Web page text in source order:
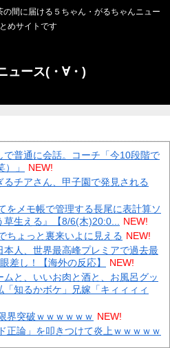
間に届ける５ちゃん・がるちゃんニュー
めサイトです
ュース(・∀・)
で普通に会話。コーチ「今10段階で
」
NEW!
るチアさん、甲子園で発見される
をメモ帳で管理する長尾に表計算ソ
草生える』【8/6(木)20:0... NEW!
ちょっと裏来いよに見える NEW!
人、世界最高峰プレミアで過去最
差し！【海外の反応】
NEW!
ムと、いいお肉と酒と、お風呂グッ
知るかボケ」兄嫁「キィィィィ
界突破ｗｗｗｗｗｗ NEW!
正論」を叩きつけて炎上ｗｗｗｗｗ